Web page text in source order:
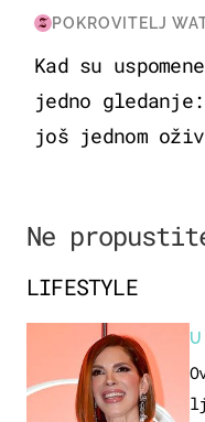
POKROVITELJ
Kad su
jedno
još jednom
Ne
LIFESTYLE